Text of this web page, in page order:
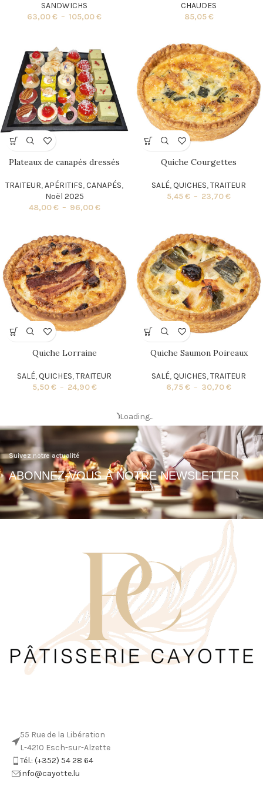
SANDWICHS
63,00€ – 105,00€
CHAUDES
85,05€
Plateaux de canapés dressés
TRAITEUR,APÉRITIFS,CANAPÉS,
Noël 2025
48,00€ – 96,00€
Quiche Courgettes
SALÉ,QUICHES,TRAITEUR
5,45€ – 23,70€
Quiche Lorraine
SALÉ,QUICHES,TRAITEUR
5,50€ – 24,90€
Quiche Saumon Poireaux
SALÉ,QUICHES,TRAITEUR
6,75€ – 30,70€
TRAITEUR
PIECE MONTÉE
VIENNOISERIES
2,30€